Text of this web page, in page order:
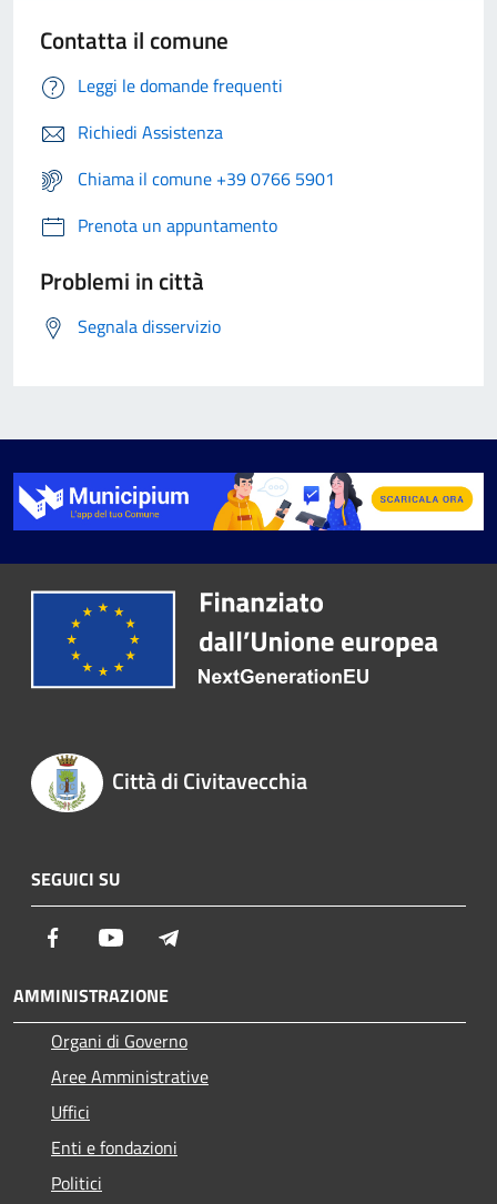
Contatta il comune
Leggi le domande frequenti
Richiedi Assistenza
Chiama il comune +39 0766 5901
Prenota un appuntamento
Problemi in città
Segnala disservizio
Città di Civitavecchia
SEGUICI SU
Facebook Youtube
AMMINISTRAZIONE
Organi di Governo
Aree Amministrative
Uffici
Enti e fondazioni
Politici